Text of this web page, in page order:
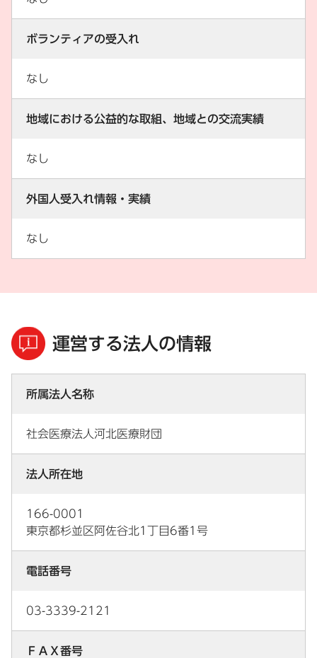
ボランティアの受入れ
なし
地域における公益的な取組、地域との交流実績
なし
外国人受入れ情報・実績
なし
運営する法人の情報
所属法人名称
社会医療法人河北医療財団
法人所在地
166-0001
東京都杉並区阿佐谷北1丁目6番1号
電話番号
03-3339-2121
ＦＡＸ番号